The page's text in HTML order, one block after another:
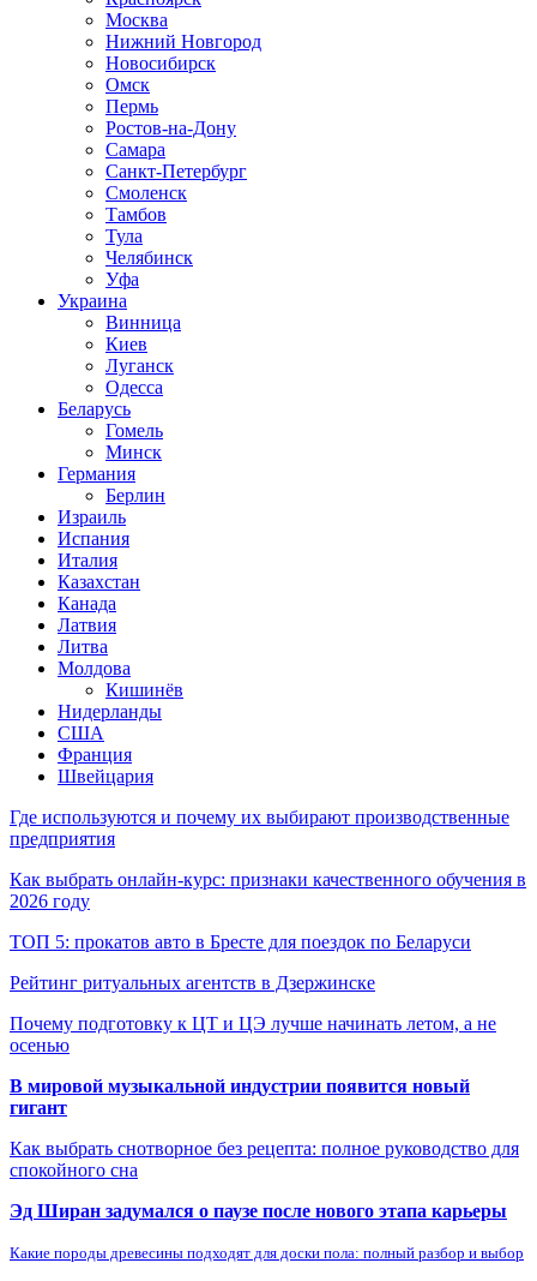
Москва
Нижний Новгород
Новосибирск
Омск
Пермь
Ростов-на-Дону
Самара
Санкт-Петербург
Смоленск
Тамбов
Тула
Челябинск
Уфа
Украина
Винница
Киев
Луганск
Одесса
Беларусь
Гомель
Минск
Германия
Берлин
Израиль
Испания
Италия
Казахстан
Канада
Латвия
Литва
Молдова
Кишинёв
Нидерланды
США
Франция
Швейцария
Где используются и почему их выбирают производственные
предприятия
Как выбрать онлайн-курс: признаки качественного обучения в
2026 году
ТОП 5: прокатов авто в Бресте для поездок по Беларуси
Рейтинг ритуальных агентств в Дзержинске
Почему подготовку к ЦТ и ЦЭ лучше начинать летом, а не
осенью
В мировой музыкальной индустрии появится новый
гигант
Как выбрать снотворное без рецепта: полное руководство для
спокойного сна
Эд Ширан задумался о паузе после нового этапа карьеры
Какие породы древесины подходят для доски пола: полный разбор и выбор